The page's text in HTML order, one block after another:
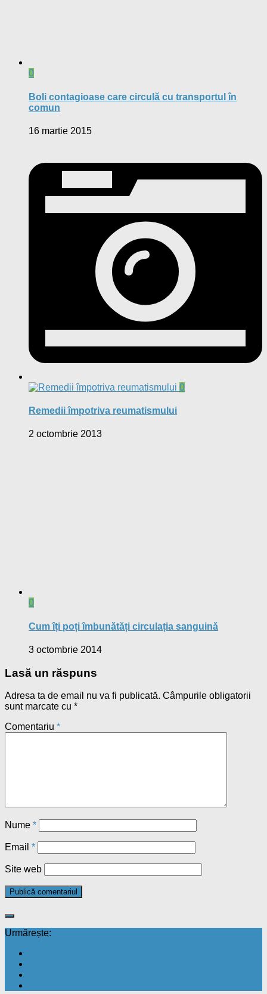
0
Boli contagioase care circulă cu transportul în
comun
16 martie 2015
0
Remedii împotriva reumatismului
2 octombrie 2013
0
Cum îți poți îmbunătăți circulația sanguină
3 octombrie 2014
Lasă un răspuns
Adresa ta de email nu va fi publicată. Câmpurile obligatorii
sunt marcate cu *
Comentariu *
Nume *
Email *
Site web
Urmărește: